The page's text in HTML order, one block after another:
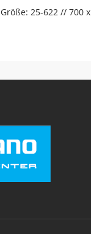
Größe: 25-622 // 700